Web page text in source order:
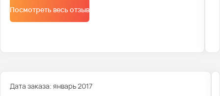
«Живика». А это, согласитесь, срок!
Посмотреть весь отзыв
Дата заказа: январь 2017